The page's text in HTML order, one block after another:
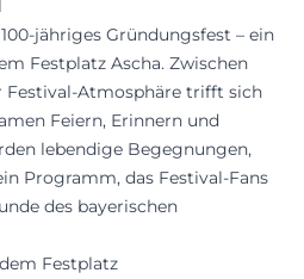
jähriges Gründungsfest – ein
Festplatz Ascha. Zwischen
Atmosphäre trifft sich
Feiern, Erinnern und
lebendige Begegnungen,
Programm, das Festival-Fans
des bayerischen
Festplatz